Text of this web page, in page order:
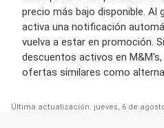
precio más bajo disponible. Al
activa una notificación
vuelva a estar en promoción.
descuentos activos en
ofertas similares como
Última actualización: jueves, 6 de